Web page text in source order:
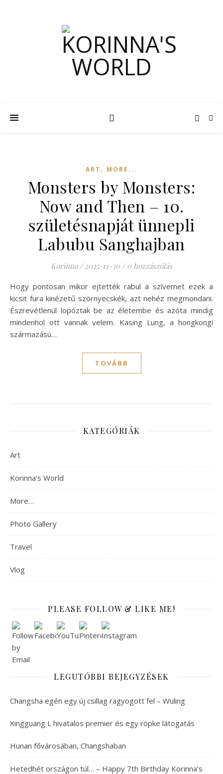
ART , MORE...
Monsters by Monsters:
Now and Then – 10.
születésnapját ünnepli
Labubu Sanghajban
Korinna / 2025-11-30 / 0 hozzászólás
Hogy pontosan mikor ejtették rabul a szívemet ezek a
kicsit fura kinézetű szörnyecskék, azt nehéz megmondani.
Észrevétlenül lopóztak be az életembe és azóta mindig
mindenhol ott vannak velem. Kasing Lung, a hongkongi
származású…
TOVÁBB
KATEGÓRIÁK
Art
Korinna's World
More…
Photo Gallery
Travel
Vlog
PLEASE FOLLOW & LIKE ME!
LEGUTÓBBI BEJEGYZÉSEK
Changsha egén egy új csillag ragyogott fel – Wuling
Xingguang L hivatalos premier és egy röpke látogatás
Hunan fővárosában, Changshaban
Hetedhét országon túl… – Happy 7th Birthday Korinna’s